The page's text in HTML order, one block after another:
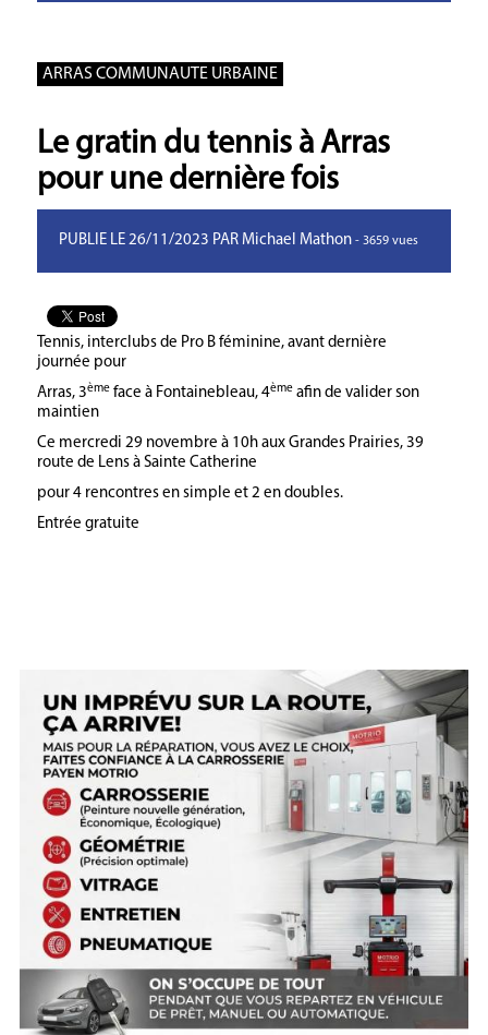
ARRAS COMMUNAUTE URBAINE
Le gratin du tennis à Arras
pour une dernière fois
PUBLIE LE 26/11/2023 PAR Michael Mathon - 3659 vues
Tennis, interclubs de Pro B féminine, avant dernière
journée pour
Arras, 3ème face à Fontainebleau, 4ème afin de valider son
maintien
Ce mercredi 29 novembre à 10h aux Grandes Prairies, 39
route de Lens à Sainte Catherine
pour 4 rencontres en simple et 2 en doubles.
Entrée gratuite